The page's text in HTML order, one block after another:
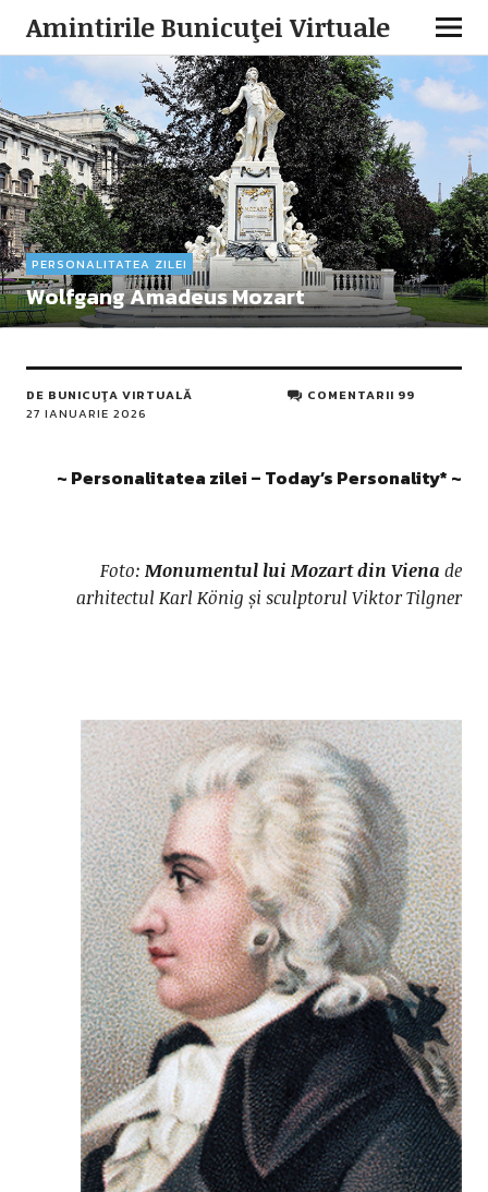
Amintirile Bunicuţei Virtuale
PERSONALITATEA ZILEI
Wolfgang Amadeus Mozart
DE BUNICUŢA VIRTUALĂ
27 IANUARIE 2026
COMENTARII 99
~ Personalitatea zilei – Today’s Personality* ~
Foto:Monumentul lui Mozart din Viena de
arhitectul Karl König și sculptorul Viktor Tilgner